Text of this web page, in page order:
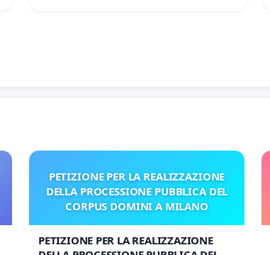
PETIZIONE PER LA REALIZZAZIONE
DELLA PROCESSIONE PUBBLICA DEL
CORPUS DOMINI A MILANO
PETIZIONE PER LA REALIZZAZIONE